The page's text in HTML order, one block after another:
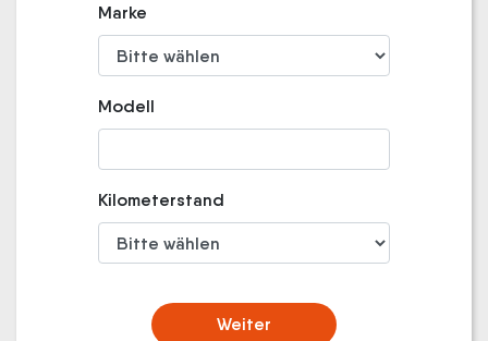
Marke
Modell
Kilometerstand
Weiter